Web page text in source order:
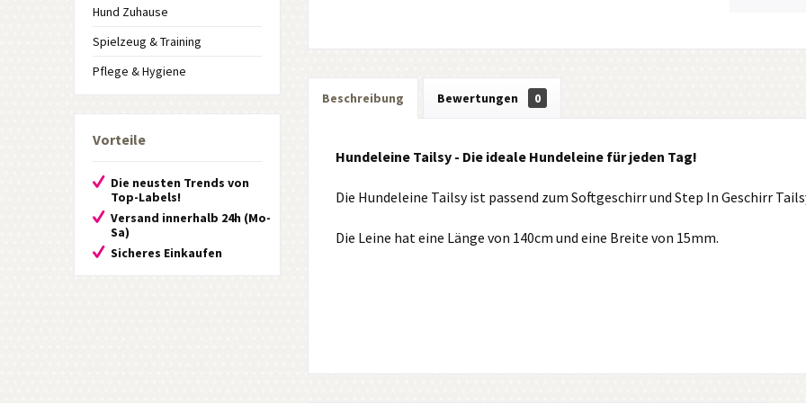
Hund Zuhause
Spielzeug & Training
Pflege & Hygiene
Vorteile
Die neusten Trends von
Top-Labels!
Versand innerhalb 24h (Mo-
Sa)
Sicheres Einkaufen
Beschreibung Bewertungen 0
Hundeleine Tailsy - Die ideale Hundeleine für jeden Tag!
Die Hundeleine Tailsy ist passend zum Softgeschirr und Step In Geschirr
Die Leine hat eine Länge von 140cm und eine Breite von 15mm.